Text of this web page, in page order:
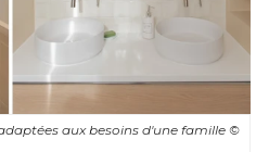
aux besoins d'une famille ©